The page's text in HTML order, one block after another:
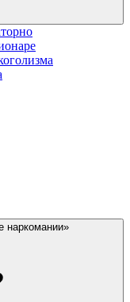
наркомании»